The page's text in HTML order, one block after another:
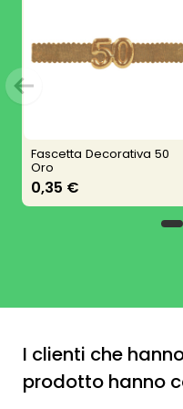
Fascetta Decorativa 50
Oro
0,35 €
I clienti che
prodotto hanno